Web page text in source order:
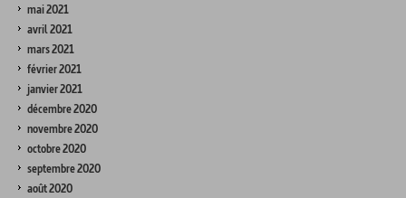
mai 2021
avril 2021
mars 2021
février 2021
janvier 2021
décembre 2020
novembre 2020
octobre 2020
septembre 2020
août 2020